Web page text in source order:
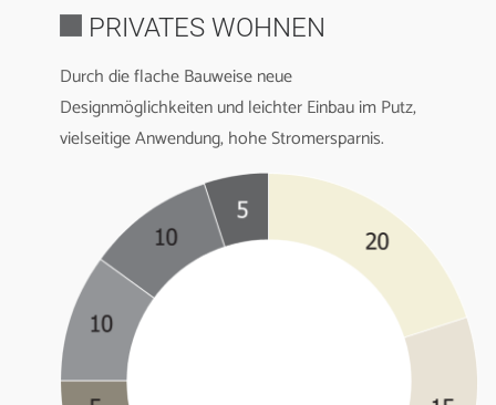
PRIVATES WOHNEN
Durch die flache Bauweise neue
Designmöglichkeiten und leichter Einbau im Putz,
vielseitige Anwendung, hohe Stromersparnis.